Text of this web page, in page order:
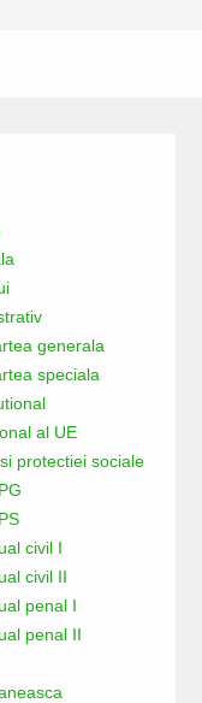
generala
speciala
al UE
protectiei sociale
civil I
civil II
penal I
penal II